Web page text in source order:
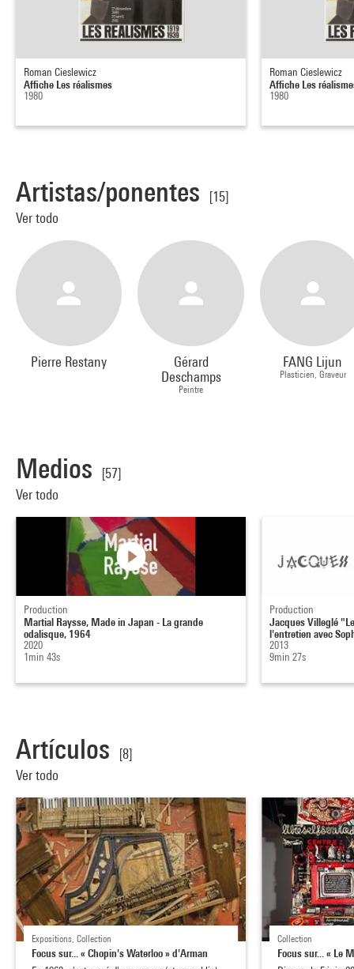
Roman Cieslewicz
Affiche Les réalismes
1980
Roman Cieslewicz
Affiche Les
1980
Artistas/ponentes
[15]
Ver todo
Pierre Restany
Gérard
Deschamps
Peintre
FANG Lijun
Plasticien, Graveur
Medios
[57]
Ver todo
Production
Martial Raysse, Made in Japan - La grande
odalisque, 1964
2020
1min 43s
Production
Jacques Villeglé
l'entretien avec
2013
9min 27s
Artículos
[8]
Ver todo
Expositions, Collection
Focus sur... « Chopin's Waterloo » d'Arman
Collection
Focus sur... « Le